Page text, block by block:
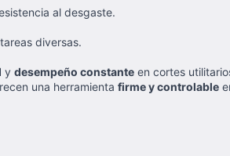
al desgaste.
diversas.
y desempeño constante en cortes
una herramienta firme y controlable